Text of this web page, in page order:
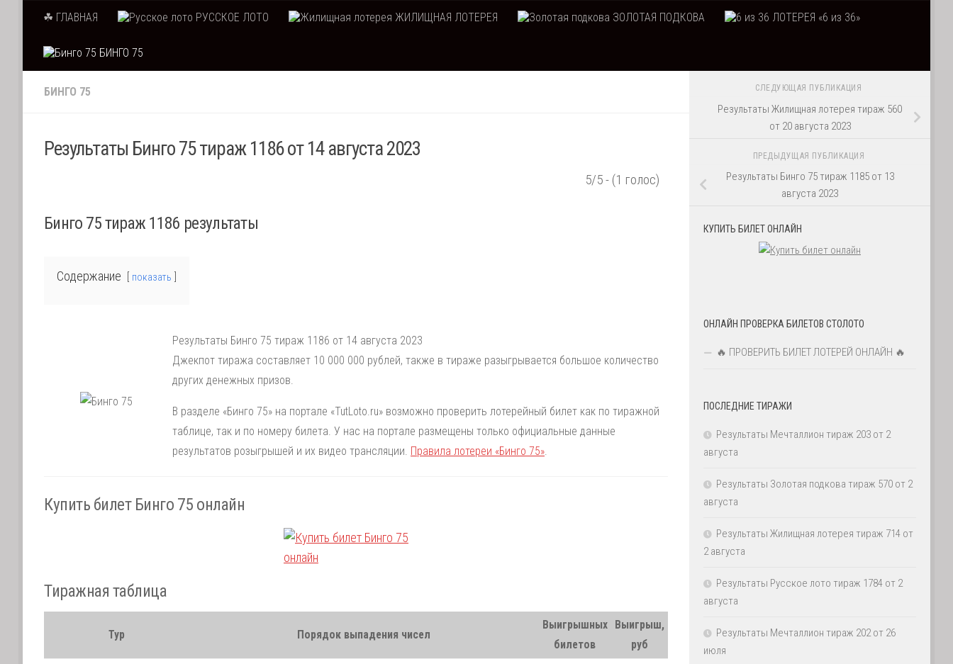
Skip to content
☘ ГЛАВНАЯ РУССКОЕ ЛОТО ЖИЛИЩНАЯ ЛОТЕРЕЯ ЗОЛОТАЯ ПОДКОВА ЛОТЕРЕЯ «6 из 36»
БИНГО 75
БИНГО 75
Результаты Бинго 75 тираж 1186 от 14 августа 2023
5/5 - (1 голос)
Бинго 75 тираж 1186 результаты
Содержание показать
Результаты Бинго 75 тираж 1186 от 14 августа 2023
Джекпот тиража составляет 10 000 000 рублей, также в тираже разыгрывается большое количество
других денежных призов.
В разделе «Бинго 75» на портале «TutLoto.ru» возможно проверить лотерейный билет как по тиражной
таблице, так и по номеру билета. У нас на портале размещены только официальные данные
результатов розыгрышей и их видео трансляции. Правила лотереи «Бинго 75»
Купить билет Бинго 75 онлайн
Тиражная таблица
Тур Порядок выпадения чисел
Выигрышных
билетов
Выигрыш,
руб
СЛЕДУЮЩАЯ ПУБЛИКАЦИЯ
Результаты Жилищная лотерея тираж 560
от 20 августа 2023
ПРЕДЫДУЩАЯ ПУБЛИКАЦИЯ
Результаты Бинго 75 тираж 1185 от 13
августа 2023
КУПИТЬ БИЛЕТ ОНЛАЙН
ОНЛАЙН ПРОВЕРКА БИЛЕТОВ СТОЛОТО
🔥 ПРОВЕРИТЬ БИЛЕТ ЛОТЕРЕЙ ОНЛАЙН 🔥
ПОСЛЕДНИЕ ТИРАЖИ
Результаты Мечталлион тираж 203 от 2
августа
Результаты Золотая подкова тираж 570 от 2
августа
Результаты Жилищная лотерея тираж 714 от
2 августа
Результаты Русское лото тираж 1784 от 2
августа
Результаты Мечталлион тираж 202 от 26
июля